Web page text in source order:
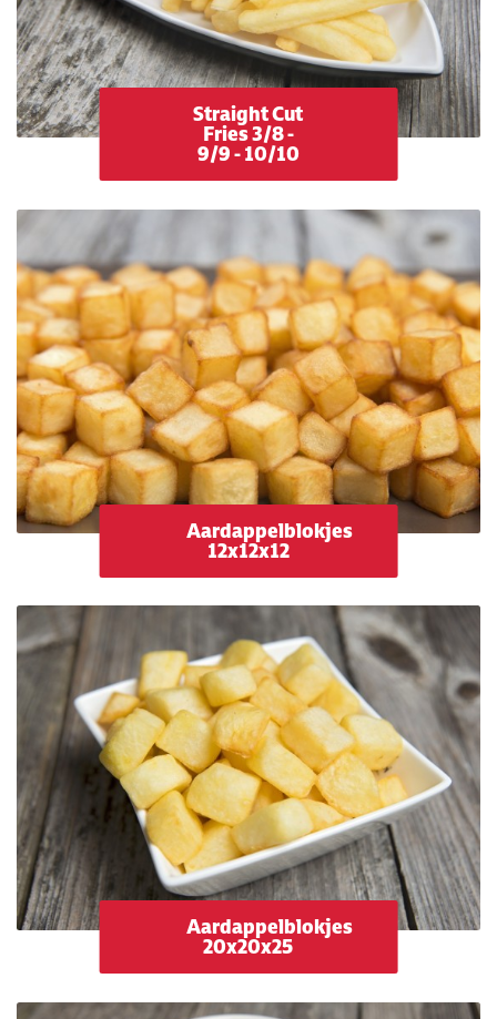
Straight Cut
Fries 3/8 -
9/9 - 10/10
Aardappelblokjes
12x12x12
Aardappelblokjes
20x20x25